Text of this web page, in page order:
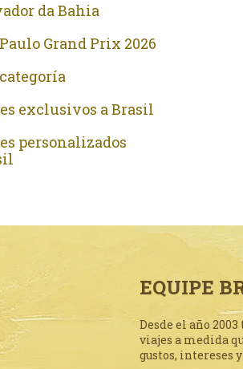
da Bahia
Grand Prix 2026
exclusivos a Brasil
personalizados
EQUIPE
Desde el año
viajes a medida
gustos, intereses